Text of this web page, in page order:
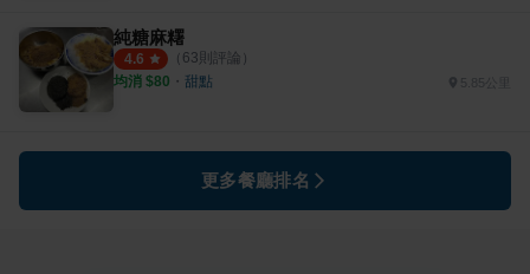
純糖麻糬
4.6 （ 63則評論）
均消 $80 ・ 甜點 5.85公里
更多餐廳排名